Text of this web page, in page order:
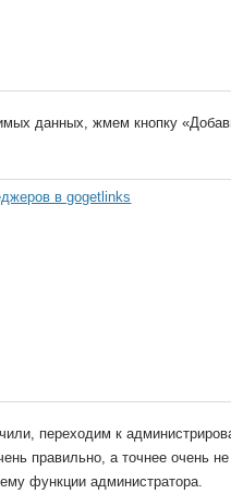
данных, жмем кнопку
переходим к
правильно, а точнее очень
функции администратора.